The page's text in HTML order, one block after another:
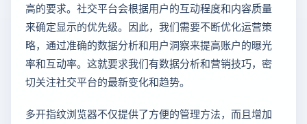
高的要求。社交平台会根据用户的互动程度和内容质量
来确定显示的优先级。因此，我们需要不断优化运营策
略，通过准确的数据分析和用户洞察来提高账户的曝光
率和互动率。这就要求我们有数据分析和营销技巧，密
切关注社交平台的最新变化和趋势。
多开指纹浏览器不仅提供了方便的管理方法，而且增加